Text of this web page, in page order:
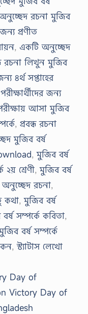
রচনা মুজিব
প্রণীত
, একটি অনুচ্ছেদ
রচনা লিখুন মুজিব
৪র্থ সপ্তাহের
জন্য
আসা মুজিব
, প্রবন্ধ রচনা
মুজিব বর্ষ
,মুজিব বর্ষ
২য় শ্রেণী,মুজিব বর্ষ
অনুচ্ছেদ রচনা,
কথা,মুজিব বর্ষ
সম্পর্কে কবিতা,
বর্ষ সম্পর্কে
,স্ট্যাটাস লেখো
Day of
Victory Day of